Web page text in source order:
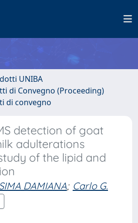
UNIBA
di Convegno (Proceeding)
di convegno
detection of goat
adulterations
of the lipid and
DAMIANA; Carlo G.